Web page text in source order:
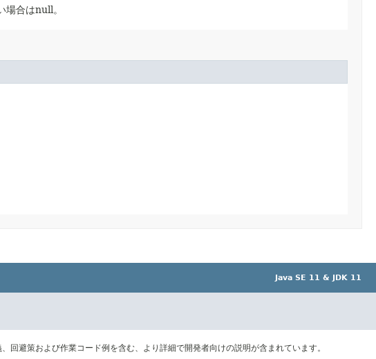
場合はnull。
Java SE 11 & JDK 11
回避策および作業コード例を含む、より詳細で開発者向けの説明が含まれています。